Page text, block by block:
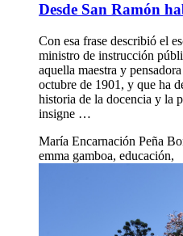
Desde San Ramón
Con esa frase describió el
ministro de instrucción
aquella maestra y
octubre de 1901, y que ha
historia de la docencia y la
insigne …
María Encarnación Peña
emma gamboa, educación,